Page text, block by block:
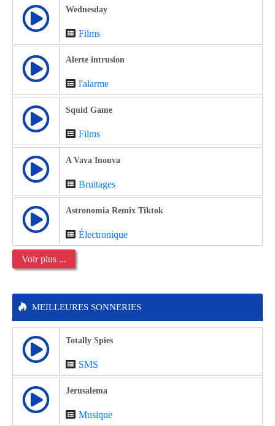
Wednesday
Films
Alerte intrusion
l'alarme
Squid Game
Films
A Vava Inouva
Bruitages
Astronomia Remix Tiktok
Électronique
Voir plus ...
MEILLEURES SONNERIES
Totally Spies
SMS
Jerusalema
Musique